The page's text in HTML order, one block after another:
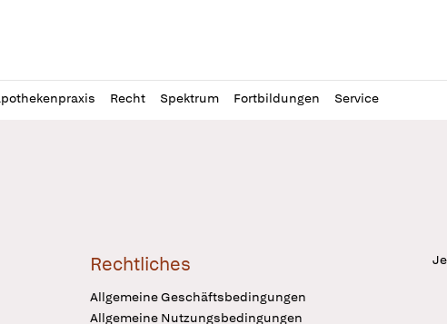
Recht Spektrum Fortbildungen Service
Rechtliches
Allgemeine Geschäftsbedingungen
Allgemeine Nutzungsbedingungen